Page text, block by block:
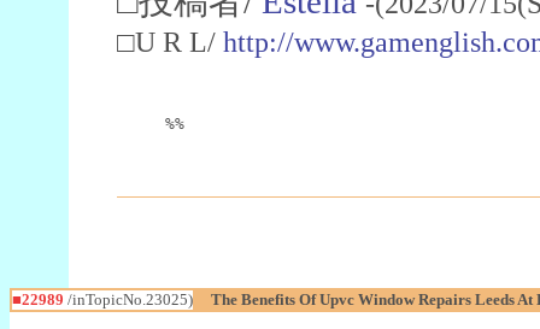
□U R L/ http://
%%
■22989 /inTopicNo.23025) The Benefits Of Upvc Window Repairs Leeds